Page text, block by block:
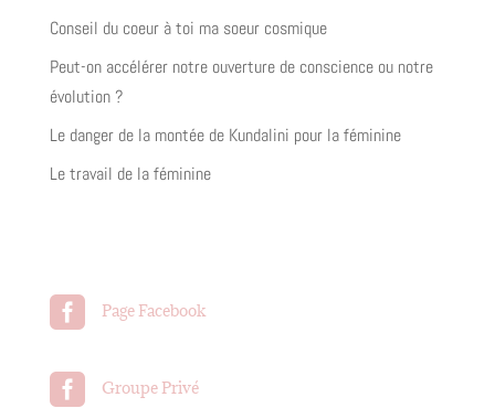
Conseil du coeur à toi ma soeur cosmique
Peut-on accélérer notre ouverture de conscience ou notre
évolution ?
Le danger de la montée de Kundalini pour la féminine
Le travail de la féminine
 Page Facebook
 Groupe Privé